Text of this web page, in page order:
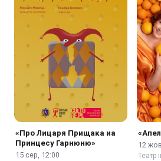
«Про Лицаря Прищака иа
Принцесу Гарнюню»
15 сер, 12:00
12
Театр